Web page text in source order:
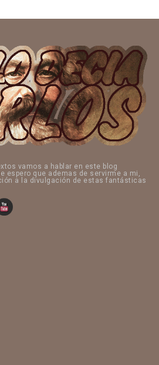
vamos a hablar en este blog
espero que ademas de servirme a mi,
a la divulgación de estas fantásticas